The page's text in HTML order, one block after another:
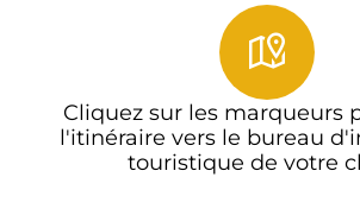
Cliquez sur les marqueurs
l'itinéraire vers le bureau
touristique de votre